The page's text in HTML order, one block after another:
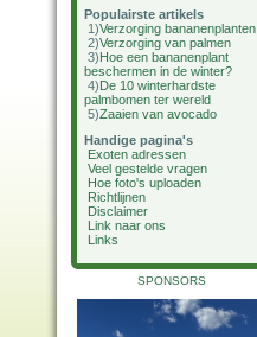
Populairste artikels
1)Verzorging bananenplanten
2)Verzorging van palmen
3)Hoe een bananenplant
beschermen in de winter?
4)De 10 winterhardste
palmbomen ter wereld
5)Zaaien van avocado
Handige pagina's
Exoten adressen
Veel gestelde vragen
Hoe foto's uploaden
Richtlijnen
Disclaimer
Link naar ons
Links
SPONSORS